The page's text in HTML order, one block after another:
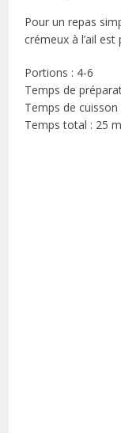
Pour un repas
crémeux à l’ail est
Portions : 4-6
Temps de
Temps de cuisson
Temps total : 25